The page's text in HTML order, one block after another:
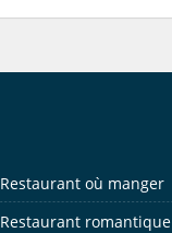
Restaurant où manger
Restaurant romantique